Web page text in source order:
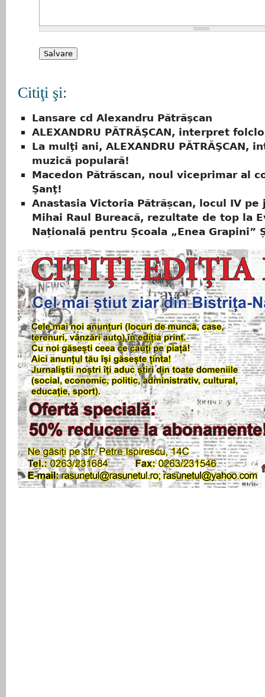
Citiţi şi:
Lansare cd Alexandru Pătrăşcan
ALEXANDRU PĂTRĂŞCAN, interpret
La mulţi ani, ALEXANDRU PĂTRĂŞCAN,
muzică populară!
Macedon Pătrăscan, noul viceprimar al
Şanţ!
Anastasia Victoria Pătrășcan, locul IV pe
Mihai Raul Bureacă, rezultate de top la
Națională pentru Școala „Enea Grapini”